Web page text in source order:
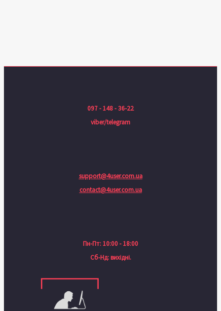
097 - 148 - 36-22
viber/telegram
support@4user.com.ua
contact@4user.com.ua
Пн-Пт: 10:00 - 18:00
Сб-Нд: вихідні.